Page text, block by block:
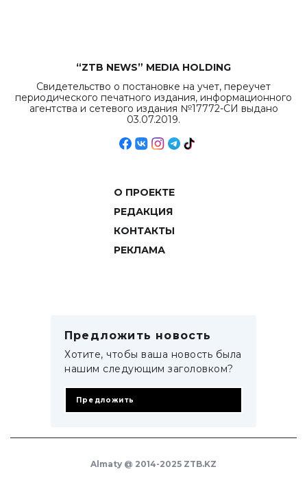
“ZTB NEWS” MEDIA HOLDING
Свидетельство о постановке на учет, переучет
периодического печатного издания, информационного
агентства и сетевого издания №17772-СИ выдано
03.07.2019.
О ПРОЕКТЕ
РЕДАКЦИЯ
КОНТАКТЫ
РЕКЛАМА
Предложить новость
Хотите, чтобы ваша новость была
нашим следующим заголовком?
Предложить
Almaty @ 2014-2025 ZTB.KZ